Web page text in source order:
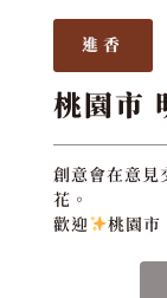
進香
桃園市
創意會在意見
花。
歡迎
桃園市